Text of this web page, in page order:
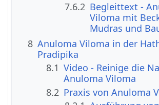
7.6.2 Begleittext -
Viloma mit
Mudras und
8 Anuloma Viloma in der
Pradipika
8.1 Video - Reinige die
Anuloma Viloma
8.2 Praxis von Anuloma